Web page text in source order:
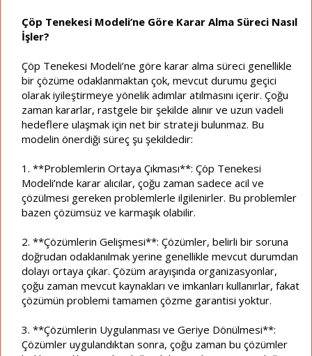
Çöp Tenekesi Modeli’ne Göre Karar Alma Süreci Nasıl
İşler?
Çöp Tenekesi Modeli’ne göre karar alma süreci genellikle
bir çözüme odaklanmaktan çok, mevcut durumu geçici
olarak iyileştirmeye yönelik adımlar atılmasını içerir. Çoğu
zaman kararlar, rastgele bir şekilde alınır ve uzun vadeli
hedeflere ulaşmak için net bir strateji bulunmaz. Bu
modelin önerdiği süreç şu şekildedir:
1. **Problemlerin Ortaya Çıkması**: Çöp Tenekesi
Modeli’nde karar alıcılar, çoğu zaman sadece acil ve
çözülmesi gereken problemlerle ilgilenirler. Bu problemler
bazen çözümsüz ve karmaşık olabilir.
2. **Çözümlerin Gelişmesi**: Çözümler, belirli bir soruna
doğrudan odaklanılmak yerine genellikle mevcut durumdan
dolayı ortaya çıkar. Çözüm arayışında organizasyonlar,
çoğu zaman mevcut kaynakları ve imkanları kullanırlar, fakat
çözümün problemi tamamen çözme garantisi yoktur.
3. **Çözümlerin Uygulanması ve Geriye Dönülmesi**:
Çözümler uygulandıktan sonra, çoğu zaman bu çözümler